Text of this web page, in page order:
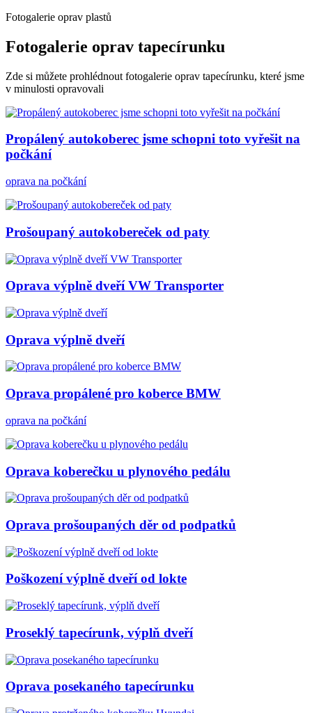
Fotogalerie oprav plastů
Fotogalerie oprav tapecírunku
Zde si můžete prohlédnout fotogalerie oprav tapecírunku, které jsme
v minulosti opravovali
Propálený autokoberec jsme schopni toto vyřešit na
počkání
oprava na počkání
Prošoupaný autokobereček od paty
Oprava výplně dveří VW Transporter
Oprava výplně dveří
Oprava propálené pro koberce BMW
oprava na počkání
Oprava koberečku u plynového pedálu
Oprava prošoupaných děr od podpatků
Poškození výplně dveří od lokte
Proseklý tapecírunk, výplň dveří
Oprava posekaného tapecírunku